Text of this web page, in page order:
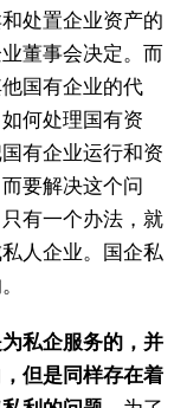
处置企业资产的
董事会决定。而
国有企业的代
何处理国有资
有企业运行和资
要解决这个问
有一个办法，就
人企业。国企私
私企服务的，并
但是同样存在着